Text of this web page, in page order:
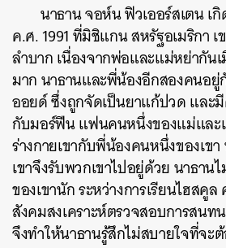
นาธาน จอห์น ฟิวเออร์สเตน เ
ค.ศ. 1991 ที่มิชิแกน สหรัฐอเมริกา
ลำบาก เนื่องจากพ่อและแม่หย่ากันเ
มาก นาธานและพี่น้องอีกสองคนอ
ออยด์ ซึ่งถูกจัดเป็นยาแก้ปวด แล
กับมอร์ฟีน แฟนคนหนึ่งของแม่และ
ร่างกายเขากับพี่น้องคนหนึ่งของเข
เขาจึงรับพวกเขาไปอยู่ด้วย นาธา
ของเขานัก ระหว่างการเรียนไฮสคู
สังคมสงเคราะห์ตรวจสอบการสนท
จึงทำให้นาธานรู้สึกไม่สบายใจที่จะ